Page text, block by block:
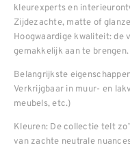
kleurexperts en
Zijdezachte, matte of
Hoogwaardige kwaliteit: de
gemakkelijk aan te brengen.
Belangrijkste
Verkrijgbaar in muur- en
meubels, etc.)
Kleuren: De collectie telt
van zachte neutrale